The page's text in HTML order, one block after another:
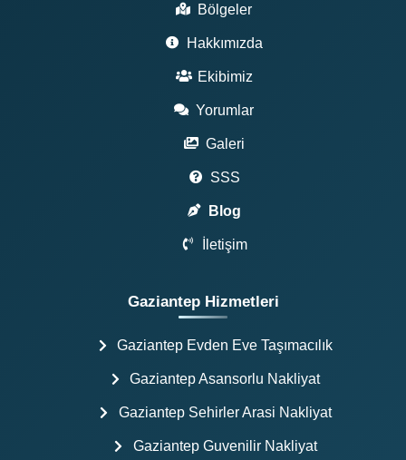
Bölgeler
Hakkımızda
Ekibimiz
Yorumlar
Galeri
SSS
Blog
İletişim
Gaziantep Hizmetleri
Gaziantep Evden Eve Taşımacılık
Gaziantep Asansorlu Nakliyat
Gaziantep Sehirler Arasi Nakliyat
Gaziantep Guvenilir Nakliyat